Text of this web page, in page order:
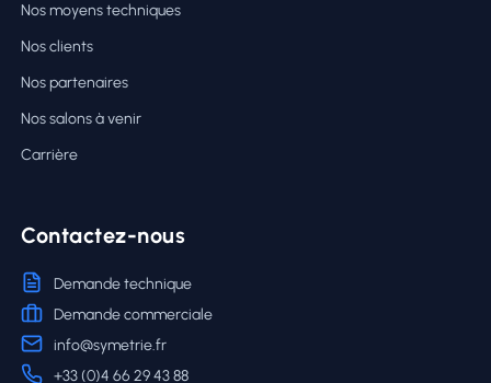
Nos moyens techniques
Nos clients
Nos partenaires
Nos salons à venir
Carrière
Contactez-nous
Demande technique
Demande commerciale
info@symetrie.fr
+33 (0)4 66 29 43 88